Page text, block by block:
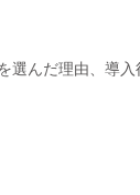
選んだ理由、導入